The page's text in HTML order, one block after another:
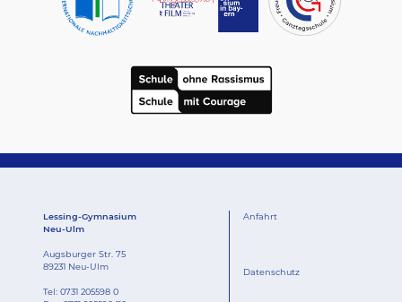
Lessing-Gymnasium
Neu-Ulm
Augsburger Str. 75
89231 Neu-Ulm
Tel: 0731 205598 0
Anfahrt
Datenschutz